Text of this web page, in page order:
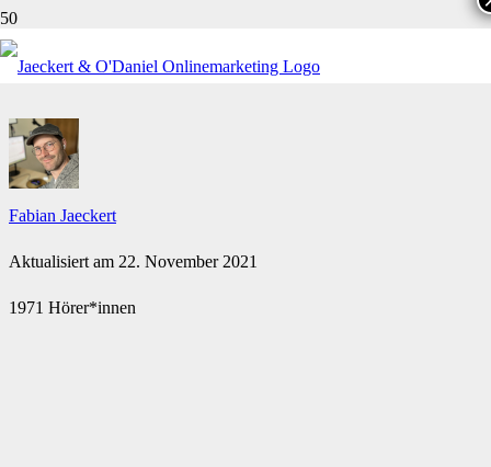
5 SEO-TIPPS FÜR DAS GANZE JAHR
Fabian Jaeckert
Aktualisiert am 22. November 2021
1971 Hörer*innen